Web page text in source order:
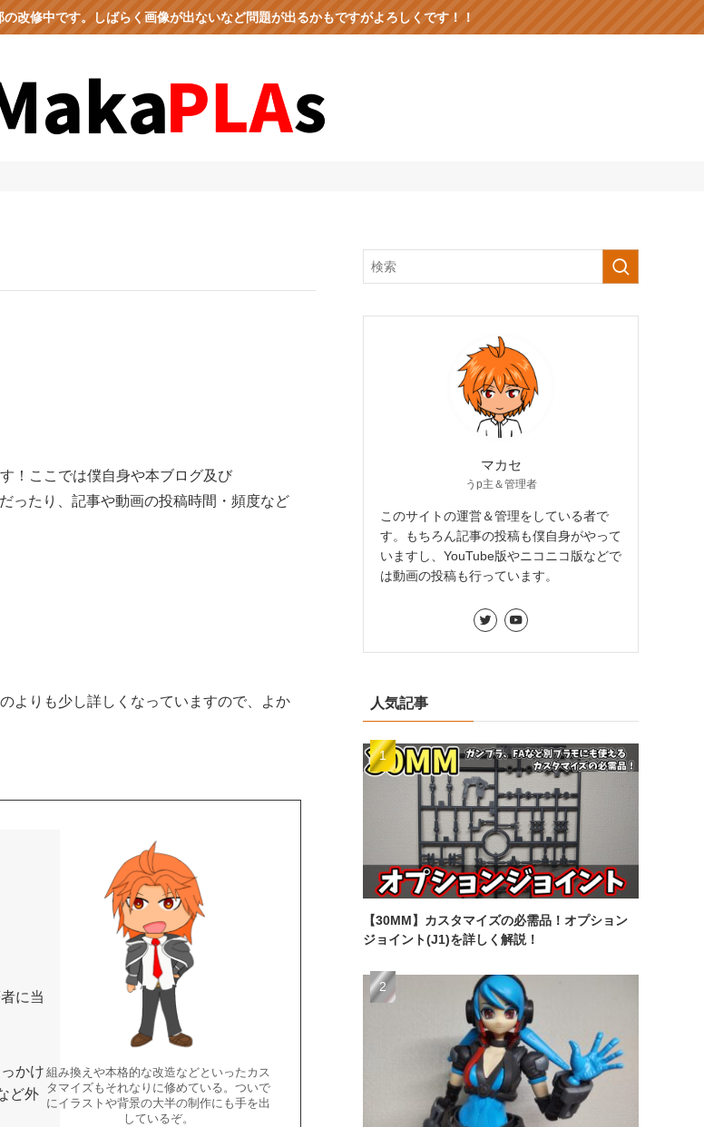
改修中です。しばらく画像が出ないなど問題が出るかもですがよろしくです！！
！ここでは僕自身や本ブログ及び
ったり、記事や動画の投稿時間・頻度など
よりも少し詳しくなっていますので、よか
に当
かけ
ど外
組み換えや本格的な改造などといったカス
タマイズもそれなりに修めている。ついで
にイラストや背景の大半の制作にも手を出
しているぞ。
マカセ
うp主＆管理者
このサイトの運営＆管理をしている者で
す。もちろん記事の投稿も僕自身がやって
いますし、YouTube版やニコニコ版などで
は動画の投稿も行っています。
人気記事
【30MM】カスタマイズの必需品！オプション
ジョイント(J1)を詳しく解説！